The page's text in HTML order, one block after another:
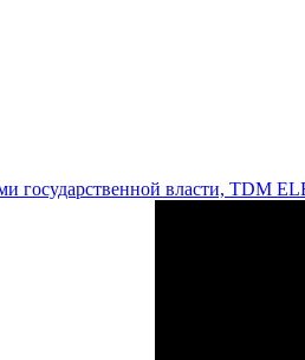
государственной власти, TDM